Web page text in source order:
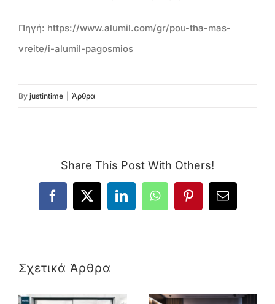
Πηγή: https://www.alumil.com/gr/pou-tha-mas-
vreite/i-alumil-pagosmios
By justintime Άρθρα
Share This Post With Others!
Facebook
X LinkedInWhatsAppPinterestEmail
Σχετικά Άρθρα